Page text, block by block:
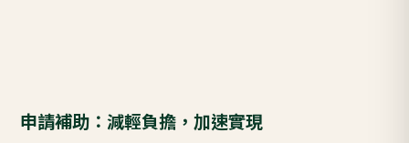
申請補助：減輕負擔，加速實現